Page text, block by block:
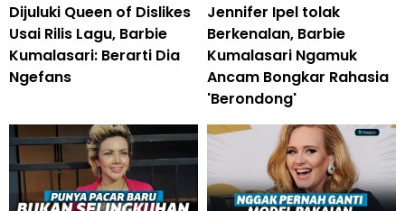
Dijuluki Queen of Dislikes
Usai Rilis Lagu, Barbie
Kumalasari: Berarti Dia
Ngefans
Jennifer Ipel tolak
Berkenalan, Barbie
Kumalasari Ngamuk
Ancam Bongkar Rahasia
'Berondong'